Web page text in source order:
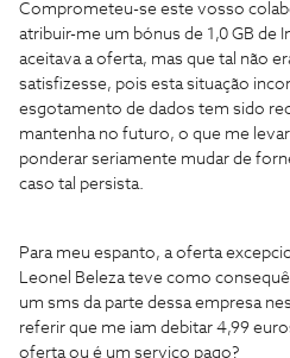
Comprometeu-se este vosso
atribuir-me um bónus de 1,0 GB de
aceitava a oferta, mas que tal não
satisfizesse, pois esta situação
esgotamento de dados tem sido
mantenha no futuro, o que me
ponderar seriamente mudar de
caso tal persista.
Para meu espanto, a oferta
Leonel Beleza teve como
um sms da parte dessa empresa
referir que me iam debitar 4,99
oferta ou é um serviço pago?